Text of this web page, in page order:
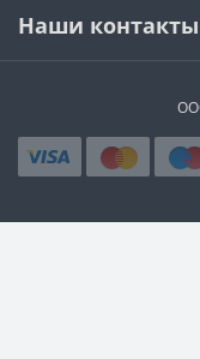
Наши контакты